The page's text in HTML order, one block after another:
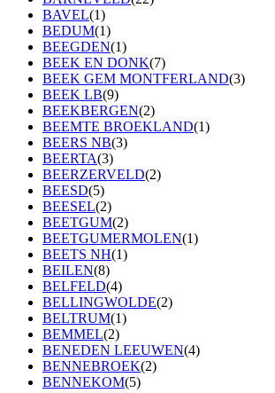
BAVEL(1)
BEDUM(1)
BEEGDEN(1)
BEEK EN DONK(7)
BEEK GEM MONTFERLAND(3)
BEEK LB(9)
BEEKBERGEN(2)
BEEMTE BROEKLAND(1)
BEERS NB(3)
BEERTA(3)
BEERZERVELD(2)
BEESD(5)
BEESEL(2)
BEETGUM(2)
BEETGUMERMOLEN(1)
BEETS NH(1)
BEILEN(8)
BELFELD(4)
BELLINGWOLDE(2)
BELTRUM(1)
BEMMEL(2)
BENEDEN LEEUWEN(4)
BENNEBROEK(2)
BENNEKOM(5)